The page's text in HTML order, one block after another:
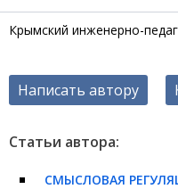
Крымский инженерно-
Написать автору
Статьи автора:
СМЫСЛОВАЯ